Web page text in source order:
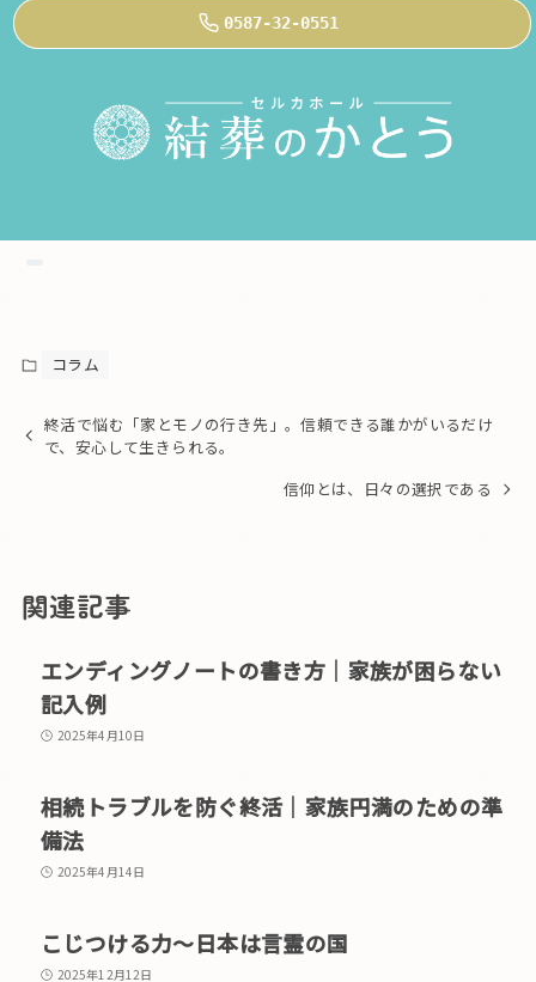
0587-32-0551
コラム
終活で悩む「家とモノの行き先」。信頼できる誰かがいるだけ
で、安心して生きられる。
信仰とは、日々の選択である
関連記事
エンディングノートの書き方｜家族が困らない
記入例
2025年4月10日
相続トラブルを防ぐ終活｜家族円満のための準
備法
2025年4月14日
こじつける力〜日本は言霊の国
2025年12月12日